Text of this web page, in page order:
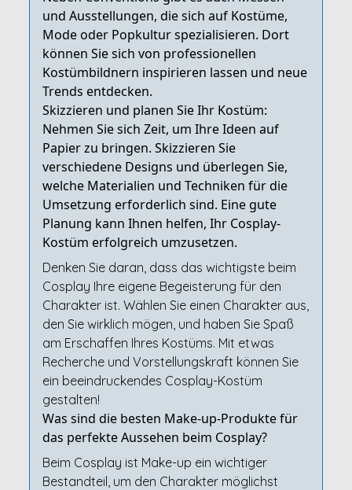
und Ausstellungen, die sich auf Kostüme,
Mode oder Popkultur spezialisieren. Dort
können Sie sich von professionellen
Kostümbildnern inspirieren lassen und neue
Trends entdecken.
Skizzieren und planen Sie Ihr Kostüm:
Nehmen Sie sich Zeit, um Ihre Ideen auf
Papier zu bringen. Skizzieren Sie
verschiedene Designs und überlegen Sie,
welche Materialien und Techniken für die
Umsetzung erforderlich sind. Eine gute
Planung kann Ihnen helfen, Ihr Cosplay-
Kostüm erfolgreich umzusetzen.
Denken Sie daran, dass das wichtigste beim
Cosplay Ihre eigene Begeisterung für den
Charakter ist. Wählen Sie einen Charakter aus,
den Sie wirklich mögen, und haben Sie Spaß
am Erschaffen Ihres Kostüms. Mit etwas
Recherche und Vorstellungskraft können Sie
ein beeindruckendes Cosplay-Kostüm
gestalten!
Was sind die besten Make-up-Produkte für
das perfekte Aussehen beim Cosplay?
Beim Cosplay ist Make-up ein wichtiger
Bestandteil, um den Charakter möglichst